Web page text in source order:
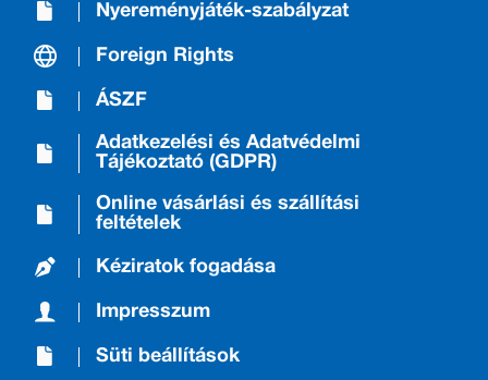
Nyereményjáték-szabályzat
Foreign Rights
ÁSZF
Adatkezelési és Adatvédelmi
Tájékoztató (GDPR)
Online vásárlási és szállítási
feltételek
Kéziratok fogadása
Impresszum
Süti beállítások